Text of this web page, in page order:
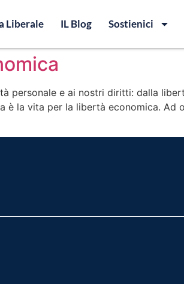
Liberale IL Blog Sostienici
personale e ai nostri diritti: dalla
è la vita per la libertà economica. Ad